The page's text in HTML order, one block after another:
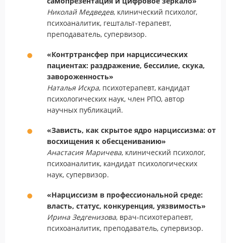
Николай Медведев, клинический психолог,
психоаналитик, гештальт-терапевт,
преподаватель, супервизор.
«Контртрансфер при нарциссических
пациентах: раздражение, бессилие, скука,
завороженность»
Наталья Искра, психотерапевт, кандидат
психологических наук, член РПО, автор
научных публикаций.
«Зависть, как скрытое ядро нарциссизма: от
восхищения к обесцениванию»
Анастасия Маричева, клинический психолог,
психоаналитик, кандидат психологических
наук, супервизор.
«Нарциссизм в профессиональной среде:
власть, статус, конкуренция, уязвимость»
Ирина Зедгенизова, врач-психотерапевт,
психоаналитик, преподаватель, супервизор.